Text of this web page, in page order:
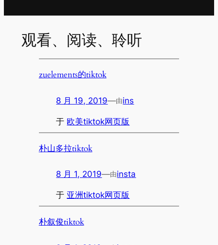
观看、阅读、聆听
zuelements的tiktok
8 月 19, 2019—由ins
于 欧美tiktok网页版
朴山多拉tiktok
8 月 1, 2019—由insta
于 亚洲tiktok网页版
朴叙俊tiktok